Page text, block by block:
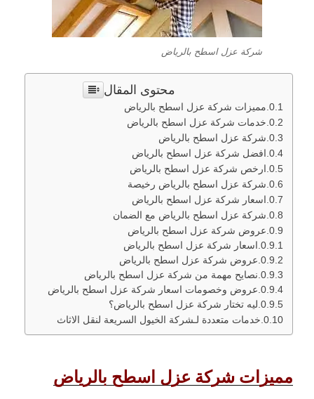
شركة عزل اسطح بالرياض
محتوى المقال
مميزات شركة عزل اسطح بالرياض
خدمات شركة عزل اسطح بالرياض
شركة عزل اسطح بالرياض
افضل شركة عزل اسطح بالرياض
ارخص شركة عزل اسطح بالرياض
شركة عزل اسطح بالرياض رخيصة
اسعار شركة عزل اسطح بالرياض
شركة عزل اسطح بالرياض مع الضمان
عروض شركة عزل اسطح بالرياض
اسعار شركة عزل اسطح بالرياض
عروض شركة عزل اسطح بالرياض
نصايح مهمة من شركة عزل اسطح بالرياض
عروض وخصومات اسعار شركة عزل اسطح بالرياض
ليه تختار شركة عزل اسطح بالرياض؟
خدمات متعددة لـشركة الخيول السريعة لنقل الاثاث
مميزات شركة عزل اسطح بالرياض